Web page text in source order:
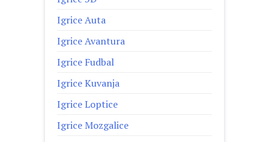
Igrice Auta
Igrice Avantura
Igrice Fudbal
Igrice Kuvanja
Igrice Loptice
Igrice Mozgalice